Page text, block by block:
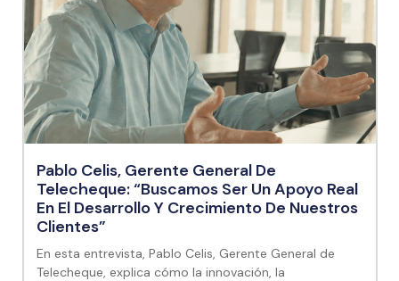
Pablo Celis, Gerente General De
Telecheque: “Buscamos Ser Un Apoyo Real
En El Desarrollo Y Crecimiento De Nuestros
Clientes”
En esta entrevista, Pablo Celis, Gerente General de
Telecheque, explica cómo la innovación, la